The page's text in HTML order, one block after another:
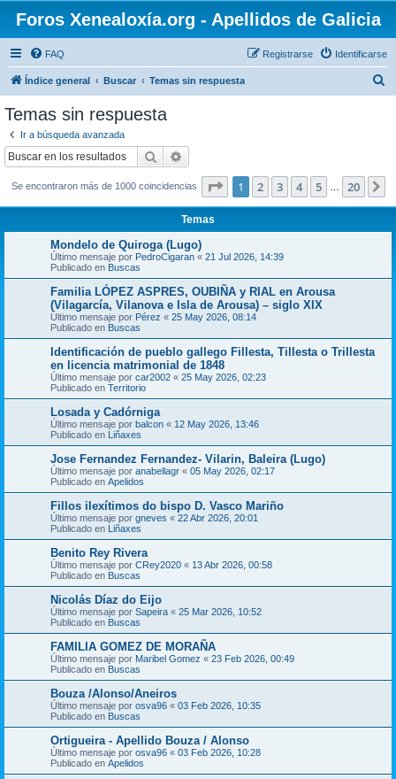
Foros Xenealoxía.org - Apellidos de Galicia
FAQ Identificarse
Registrarse
Índice general Buscar Temas sin respuesta
Temas sin respuesta
Ir a búsqueda avanzada
Buscar
Se encontraron más de 1000 coincidencias Página de 20
1 2 3 4 5 20
Temas
Mondelo de Quiroga (Lugo)
Último mensaje por PedroCigaran « 21 Jul 2026, 14:39
Publicado en Buscas
Familia LÓPEZ ASPRES, OUBIÑA y RIAL en Arousa
(Vilagarcía, Vilanova e Isla de Arousa) – siglo XIX
Último mensaje por Pérez « 25 May 2026, 08:14
Publicado en Buscas
Identificación de pueblo gallego Fillesta, Tillesta o Trillesta
en licencia matrimonial de 1848
Último mensaje por car2002 « 25 May 2026, 02:23
Publicado en Territorio
Losada y Cadórniga
Último mensaje por balcon « 12 May 2026, 13:46
Publicado en Liñaxes
Jose Fernandez Fernandez- Vilarin, Baleira (Lugo)
Último mensaje por anabellagr « 05 May 2026, 02:17
Publicado en Apelidos
Fillos ilexítimos do bispo D. Vasco Mariño
Último mensaje por gneves « 22 Abr 2026, 20:01
Publicado en Liñaxes
Benito Rey Rivera
Último mensaje por CRey2020 « 13 Abr 2026, 00:58
Publicado en Buscas
Nicolás Díaz do Eijo
Último mensaje por Sapeira « 25 Mar 2026, 10:52
Publicado en Buscas
FAMILIA GOMEZ DE MORAÑA
Último mensaje por Maribel Gomez « 23 Feb 2026, 00:49
Publicado en Buscas
Bouza /Alonso/Aneiros
Último mensaje por osva96 « 03 Feb 2026, 10:35
Publicado en Buscas
Ortigueira - Apellido Bouza / Alonso
Último mensaje por osva96 « 03 Feb 2026, 10:28
Publicado en Apelidos